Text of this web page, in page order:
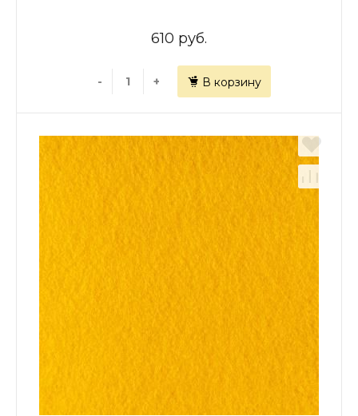
610 руб.
- + В корзину